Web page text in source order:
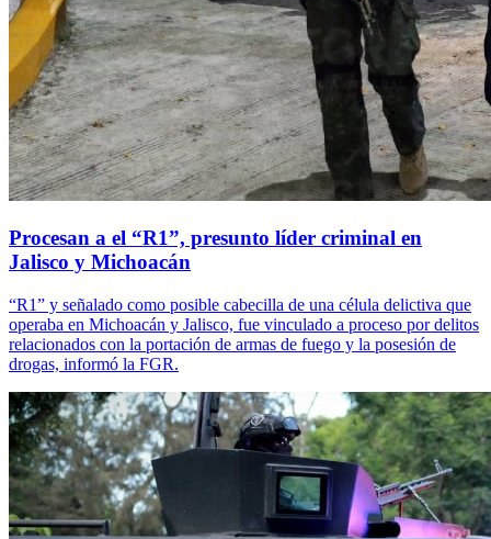
Procesan a el “R1”, presunto líder criminal en
Jalisco y Michoacán
“R1” y señalado como posible cabecilla de una célula delictiva que
operaba en Michoacán y Jalisco, fue vinculado a proceso por delitos
relacionados con la portación de armas de fuego y la posesión de
drogas, informó la FGR.